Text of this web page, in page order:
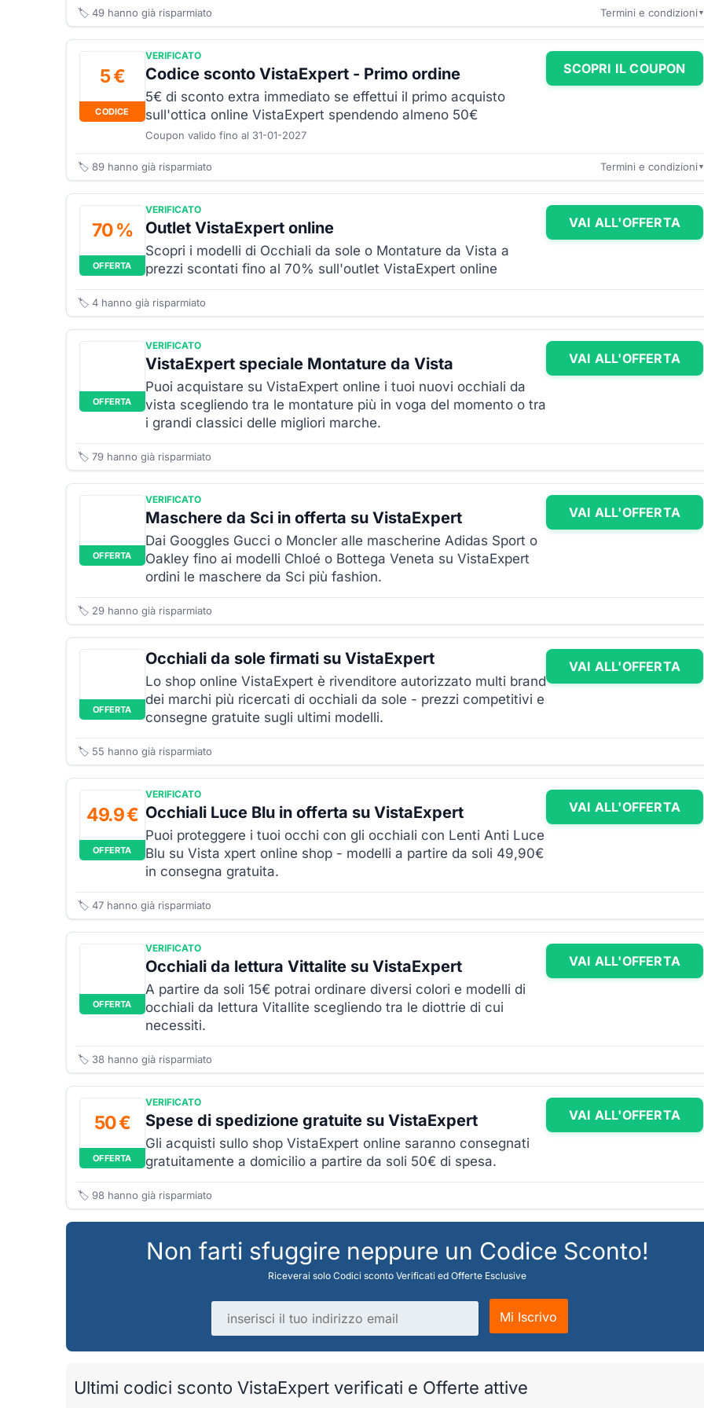
🏷️ 49 hanno già risparmiato Termini e condizioni ▼
5 €
CODICE
VERIFICATO
Codice sconto VistaExpert - Primo ordine
5€ di sconto extra immediato se effettui il primo acquisto
sull'ottica online VistaExpert spendendo almeno 50€
Coupon valido fino al 31-01-2027
SCOPRI IL COUPON
🏷️ 89 hanno già risparmiato Termini e condizioni ▼
70 %
OFFERTA
VERIFICATO
Outlet VistaExpert online
Scopri i modelli di Occhiali da sole o Montature da Vista a
prezzi scontati fino al 70% sull'outlet VistaExpert online
VAI ALL'OFFERTA
🏷️ 4 hanno già risparmiato
OFFERTA
VERIFICATO
VistaExpert speciale Montature da Vista
Puoi acquistare su VistaExpert online i tuoi nuovi occhiali da
vista scegliendo tra le montature più in voga del momento o tra
i grandi classici delle migliori marche.
VAI ALL'OFFERTA
🏷️ 79 hanno già risparmiato
OFFERTA
VERIFICATO
Maschere da Sci in offerta su VistaExpert
Dai Googgles Gucci o Moncler alle mascherine Adidas Sport o
Oakley fino ai modelli Chloé o Bottega Veneta su VistaExpert
ordini le maschere da Sci più fashion.
VAI ALL'OFFERTA
🏷️ 29 hanno già risparmiato
OFFERTA
Occhiali da sole firmati su VistaExpert
Lo shop online VistaExpert è rivenditore autorizzato multi brand
dei marchi più ricercati di occhiali da sole - prezzi competitivi e
consegne gratuite sugli ultimi modelli.
VAI ALL'OFFERTA
🏷️ 55 hanno già risparmiato
49.9 €
OFFERTA
VERIFICATO
Occhiali Luce Blu in offerta su VistaExpert
Puoi proteggere i tuoi occhi con gli occhiali con Lenti Anti Luce
Blu su Vista xpert online shop - modelli a partire da soli 49,90€
in consegna gratuita.
VAI ALL'OFFERTA
🏷️ 47 hanno già risparmiato
OFFERTA
VERIFICATO
Occhiali da lettura Vittalite su VistaExpert
A partire da soli 15€ potrai ordinare diversi colori e modelli di
occhiali da lettura Vitallite scegliendo tra le diottrie di cui
necessiti.
VAI ALL'OFFERTA
🏷️ 38 hanno già risparmiato
50 €
OFFERTA
VERIFICATO
Spese di spedizione gratuite su VistaExpert
Gli acquisti sullo shop VistaExpert online saranno consegnati
gratuitamente a domicilio a partire da soli 50€ di spesa.
VAI ALL'OFFERTA
🏷️ 98 hanno già risparmiato
Non farti sfuggire neppure un Codice Sconto!
Riceverai solo Codici sconto Verificati ed Offerte Esclusive
Indirizzo email
Mi Iscrivo
Ultimi codici sconto VistaExpert verificati e Offerte attive